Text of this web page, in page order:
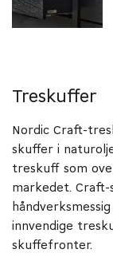
Treskuffer
Nordic Craft-
skuffer i
treskuff som
markedet.
innvendige
skuffefronter.